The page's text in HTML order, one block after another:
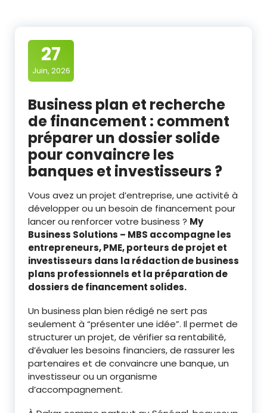
27
Juin, 2026
Business plan et recherche
de financement : comment
préparer un dossier solide
pour convaincre les
banques et investisseurs ?
Vous avez un projet d’entreprise, une activité à
développer ou un besoin de financement pour
lancer ou renforcer votre business ? My
Business Solutions – MBS accompagne les
entrepreneurs, PME, porteurs de projet et
investisseurs dans la rédaction de business
plans professionnels et la préparation de
dossiers de financement solides.
Un business plan bien rédigé ne sert pas
seulement à “présenter une idée”. Il permet de
structurer un projet, de vérifier sa rentabilité,
d’évaluer les besoins financiers, de rassurer les
partenaires et de convaincre une banque, un
investisseur ou un organisme
d’accompagnement.